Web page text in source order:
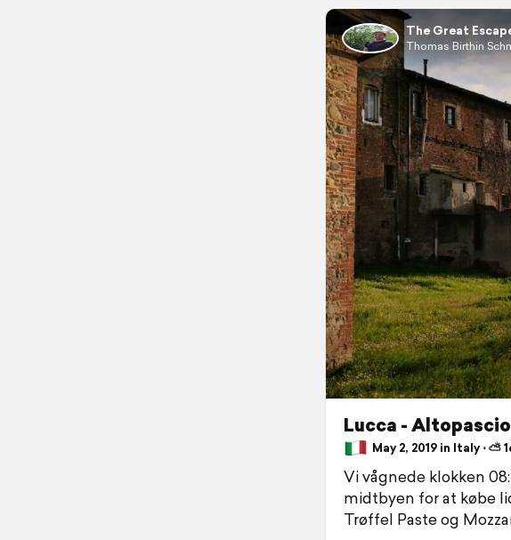
The Great
Thomas Birthin
Lucca - Altopascio
May 2, 2019 in Italy ⋅ ⛅
Vi vågnede klokken
midtbyen for at købe
Trøffel Paste og